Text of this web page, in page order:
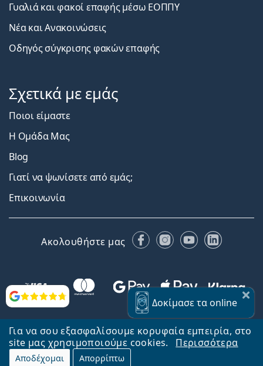
Για να σου εξασφαλίσουμε κορυφαία εμπειρία, στο
site μας χρησιμοποιούμε cookies.
Περισσότερα
Αποδέχομαι Απορρίπτω
Αξιολογήσεις Δοκίμασετα online
Γυαλιά και φακοί επαφής μέσω ΕΟΠΠΥ
Νέα και Ανακοινώσεις
Οδηγός σύγκρισης φακών επαφής
Σχετικά με εμάς
Ποιοι είμαστε
Η Ομάδα Μας
Blog
Γιατί να ψωνίσετε από εμάς;
Επικοινωνία
Ακολουθήστε μας FacebookInstagram
YouTubeLinkedIn